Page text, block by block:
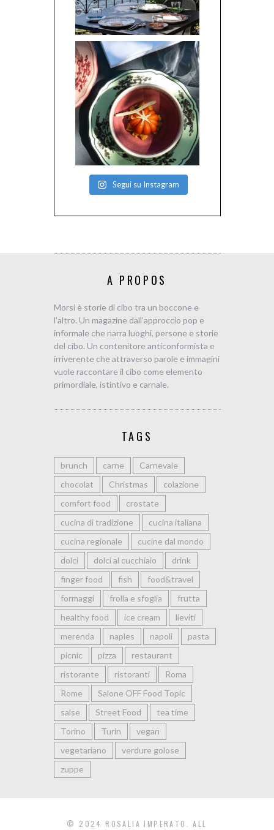
Segui su Instagram
A PROPOS
Morsi è storie di cibo tra un boccone e
l’altro. Un magazine dall’approccio pop e
informale che narra luoghi, persone e storie
del cibo. Un contenitore anticonformista e
irriverente che attraverso parole e immagini
vuole raccontare il cibo come elemento
primordiale, istintivo e carnale.
TAGS
brunch carne
Carnevale
chocolat
Christmas
colazione
comfort food
crostate
cucina di tradizione
cucina italiana
cucina regionale
cucine dal mondo
dolci
dolci al cucchiaio
drink
finger food
fish
food&travel
formaggi
frolla e sfoglia
frutta
healthy food
ice cream
lieviti
merenda
naples napoli
pasta
picnic
pizza
restaurant
ristorante
ristoranti
Roma
Rome
Salone OFF Food Topic
salse
Street Food
tea time
Torino
Turin
vegan
vegetariano
verdure golose
zuppe
© 2024 ROSALIA IMPERATO. ALL